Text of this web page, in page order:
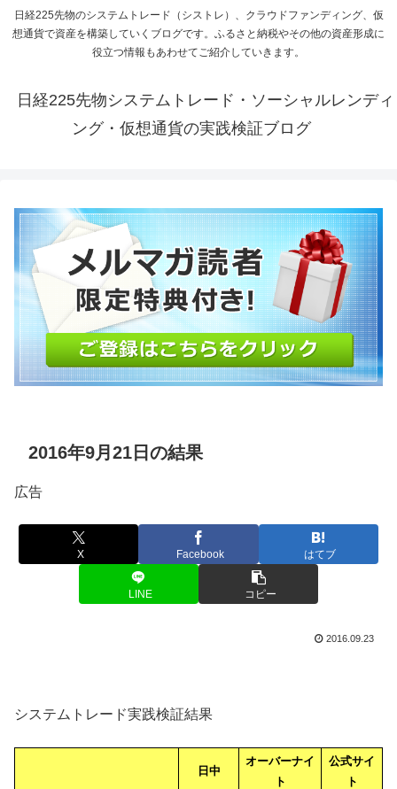
日経225先物のシステムトレード（シストレ）、クラウドファンディング、仮
想通貨で資産を構築していくブログです。ふるさと納税やその他の資産形成に
役立つ情報もあわせてご紹介していきます。
日経225先物システムトレード・ソーシャルレンディ
ング・仮想通貨の実践検証ブログ
2016年9月21日の結果
広告
X Facebook はてブ
LINE コピー
2016.09.23
システムトレード実践検証結果
日中
オーバーナイ
ト
公式サイ
ト